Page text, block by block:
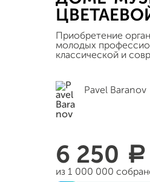
Приобретение
молодых
классической и
Pavel Baranov
6 250 a
из 1 000 000